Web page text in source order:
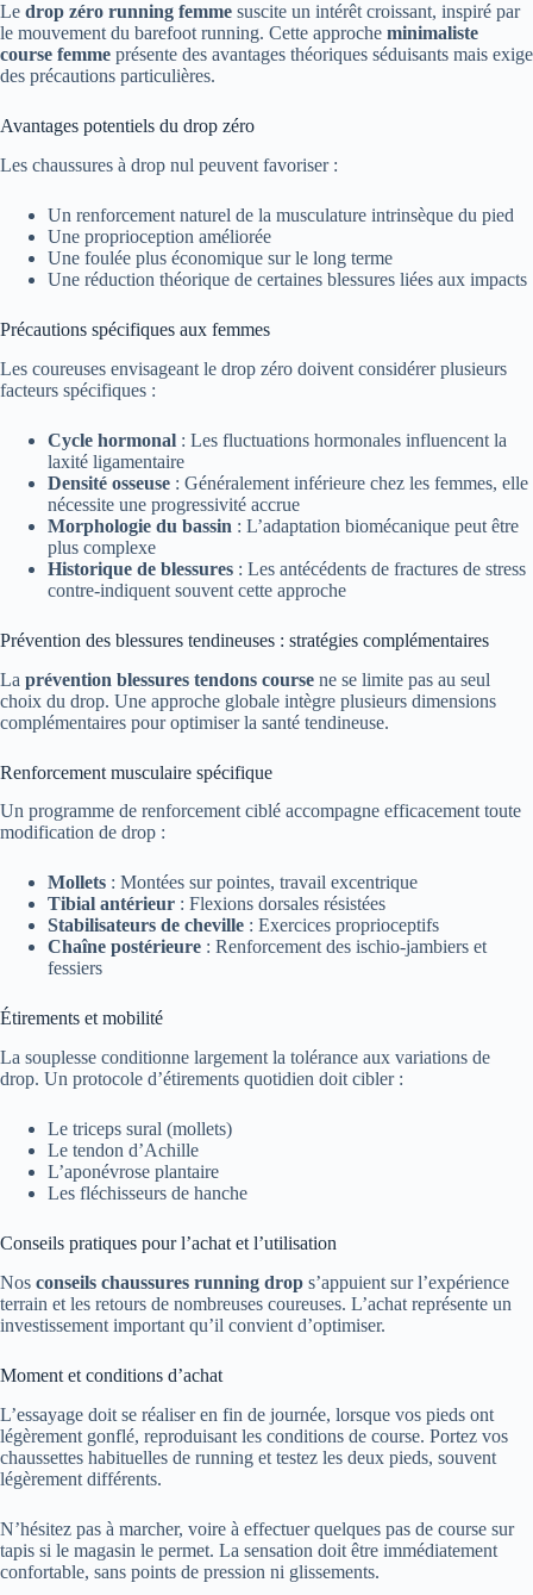
Le drop zéro running femme suscite un intérêt croissant, inspiré par
le mouvement du barefoot running. Cette approche minimaliste
course femme présente des avantages théoriques séduisants mais exige
des précautions particulières.
Avantages potentiels du drop zéro
Les chaussures à drop nul peuvent favoriser :
Un renforcement naturel de la musculature intrinsèque du pied
Une proprioception améliorée
Une foulée plus économique sur le long terme
Une réduction théorique de certaines blessures liées aux impacts
Précautions spécifiques aux femmes
Les coureuses envisageant le drop zéro doivent considérer plusieurs
facteurs spécifiques :
Cycle hormonal : Les fluctuations hormonales influencent la
laxité ligamentaire
Densité osseuse : Généralement inférieure chez les femmes, elle
nécessite une progressivité accrue
Morphologie du bassin : L’adaptation biomécanique peut être
plus complexe
Historique de blessures : Les antécédents de fractures de stress
contre-indiquent souvent cette approche
Prévention des blessures tendineuses : stratégies complémentaires
La prévention blessures tendons course ne se limite pas au seul
choix du drop. Une approche globale intègre plusieurs dimensions
complémentaires pour optimiser la santé tendineuse.
Renforcement musculaire spécifique
Un programme de renforcement ciblé accompagne efficacement toute
modification de drop :
Mollets : Montées sur pointes, travail excentrique
Tibial antérieur : Flexions dorsales résistées
Stabilisateurs de cheville : Exercices proprioceptifs
Chaîne postérieure : Renforcement des ischio-jambiers et
fessiers
Étirements et mobilité
La souplesse conditionne largement la tolérance aux variations de
drop. Un protocole d’étirements quotidien doit cibler :
Le triceps sural (mollets)
Le tendon d’Achille
L’aponévrose plantaire
Les fléchisseurs de hanche
Conseils pratiques pour l’achat et l’utilisation
Nos conseils chaussures running drop s’appuient sur l’expérience
terrain et les retours de nombreuses coureuses. L’achat représente un
investissement important qu’il convient d’optimiser.
Moment et conditions d’achat
L’essayage doit se réaliser en fin de journée, lorsque vos pieds ont
légèrement gonflé, reproduisant les conditions de course. Portez vos
chaussettes habituelles de running et testez les deux pieds, souvent
légèrement différents.
N’hésitez pas à marcher, voire à effectuer quelques pas de course sur
tapis si le magasin le permet. La sensation doit être immédiatement
confortable, sans points de pression ni glissements.